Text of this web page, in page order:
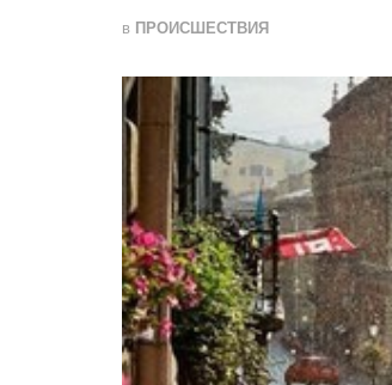
в ПРОИСШЕСТВИЯ